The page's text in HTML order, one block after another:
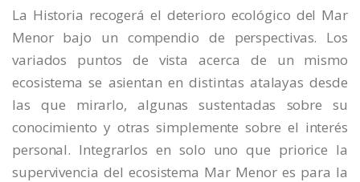
La Historia recogerá el deterioro ecológico del Mar
Menor bajo un compendio de perspectivas. Los
variados puntos de vista acerca de un mismo
ecosistema se asientan en distintas atalayas desde
las que mirarlo, algunas sustentadas sobre su
conocimiento y otras simplemente sobre el interés
personal. Integrarlos en solo uno que priorice la
supervivencia del ecosistema Mar Menor es para la